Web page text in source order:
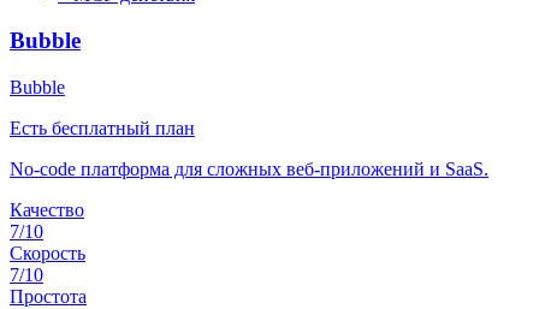
Bubble
Bubble
Есть бесплатный план
No-code платформа для сложных веб-приложений и SaaS.
Качество
7/10
Скорость
7/10
Простота